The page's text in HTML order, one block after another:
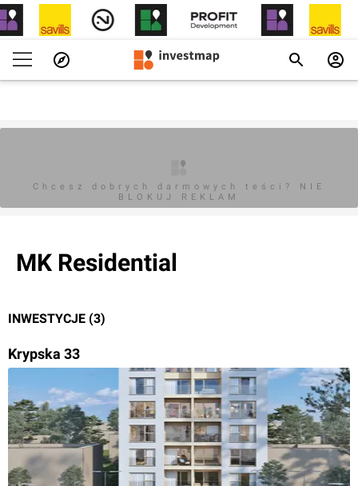
Chcesz dobrych darmowych teści? NIE
BLOKUJ REKLAM
MK Residential
INWESTYCJE (3)
Krypska 33